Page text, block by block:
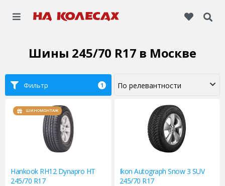
Шины 245/70 R17 в Москве
Фильтр 1
ШИНОМОНТАЖ
HankookRH12 Dynapro HT
245/70 R17
Ikon Autograph Snow 3 SUV
245/70 R17